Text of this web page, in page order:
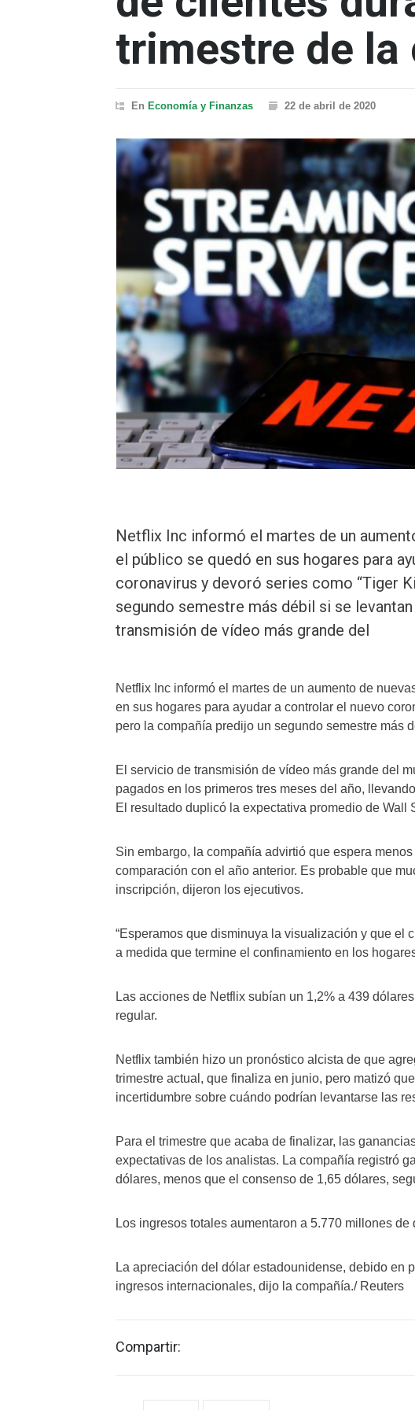
trimestre de la
En Economía y Finanzas 22 de abril de 2020
Netflix Inc informó el martes de un
el público se quedó en sus hogares para
coronavirus y devoró series como “Tiger
segundo semestre más débil si se
transmisión de vídeo más grande del
Netflix Inc informó el martes de un aumento de
en sus hogares para ayudar a controlar el nuevo
pero la compañía predijo un segundo semestre más
El servicio de transmisión de vídeo más grande del
pagados en los primeros tres meses del año,
El resultado duplicó la expectativa promedio de Wall
Sin embargo, la compañía advirtió que espera
comparación con el año anterior. Es probable que
inscripción, dijeron los ejecutivos.
“Esperamos que disminuya la visualización y que el
a medida que termine el confinamiento en los
Las acciones de Netflix subían un 1,2% a 439
regular.
Netflix también hizo un pronóstico alcista de que
trimestre actual, que finaliza en junio, pero matizó
incertidumbre sobre cuándo podrían levantarse las
Para el trimestre que acaba de finalizar, las
expectativas de los analistas. La compañía registró
dólares, menos que el consenso de 1,65 dólares,
Los ingresos totales aumentaron a 5.770 millones
La apreciación del dólar estadounidense, debido en
ingresos internacionales, dijo la compañía./ Reuters
Compartir: